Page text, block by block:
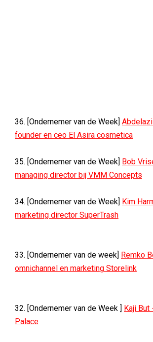
36. [Ondernemer van de Week]
founder en ceo El Asira cosmetica
35. [Ondernemer van de Week] Bob
managing director bij VMM Concepts
34. [Ondernemer van de Week] Kim
marketing director SuperTrash
33. [Ondernemer van de week] Remko
omnichannel en marketing Storelink
32. [Ondernemer van de Week ] Kaji But
Palace